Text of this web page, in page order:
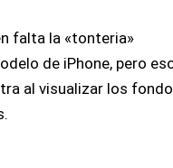
falta la «tonteria»
de iPhone, pero
al visualizar los